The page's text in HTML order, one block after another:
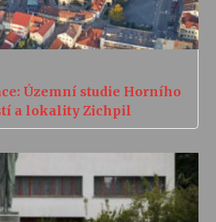
Územní studie Horního
a lokality Zichpil